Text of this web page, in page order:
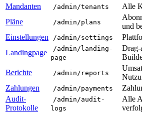
Mandanten
/admin/tenants
Alle
Pläne
/admin/plans
und
Einstellungen
/admin/settings
Landingpage
/admin/landing-
page
Drag-
Berichte
/admin/reports
Zahlungen
/admin/payments
Audit-
Protokolle
/admin/audit-
logs
Alle